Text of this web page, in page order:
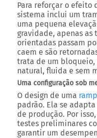
Para reforçar o efeito
sistema inclui um
uma pequena
gravidade, apenas
orientadas passam
caem e são
trata de um bloqueio,
natural, fluida e sem
Uma configuração sob
O design de uma
padrão. Ela se
de produção. Por
testes preliminares
garantir um